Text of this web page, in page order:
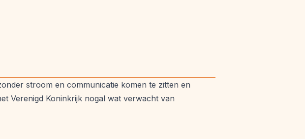
stroom en communicatie komen te zitten en
Verenigd Koninkrijk nogal wat verwacht van